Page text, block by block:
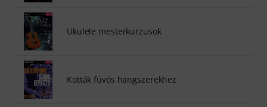
Ukulele mesterkurzusok
Kották fúvós hangszerekhez